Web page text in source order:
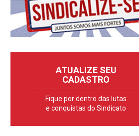
ATUALIZE SEU
CADASTRO
Fique por dentro das lutas
e conquistas do Sindicato